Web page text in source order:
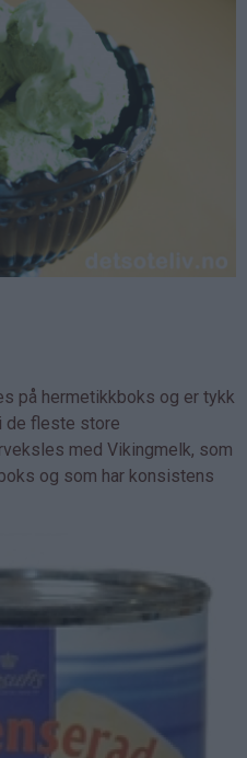
på hermetikkboks og er tykk
de fleste store
med Vikingmelk, som
og som har konsistens